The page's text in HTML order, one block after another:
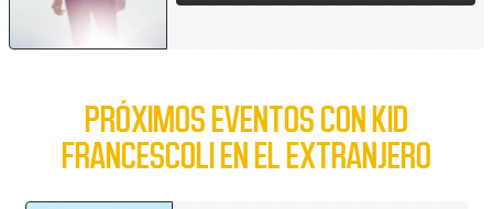
PRÓXIMOS EVENTOS CON KID
FRANCESCOLI EN EL EXTRANJERO